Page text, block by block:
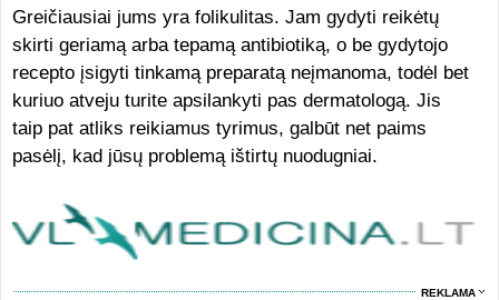
Greičiausiai jums yra folikulitas. Jam gydyti reikėtų
skirti geriamą arba tepamą antibiotiką, o be gydytojo
recepto įsigyti tinkamą preparatą neįmanoma, todėl bet
kuriuo atveju turite apsilankyti pas dermatologą. Jis
taip pat atliks reikiamus tyrimus, galbūt net paims
pasėlį, kad jūsų problemą ištirtų nuodugniai.
REKLAMA